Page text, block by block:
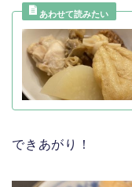
できあがり！